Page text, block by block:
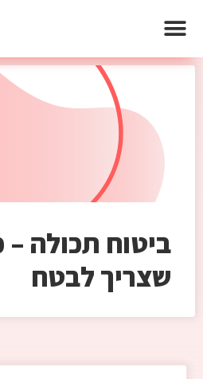
ביטוח תכולה
שצריך לבטח